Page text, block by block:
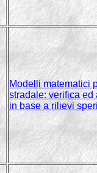
Modelli matematici
stradale: verifica
in base a rilievi